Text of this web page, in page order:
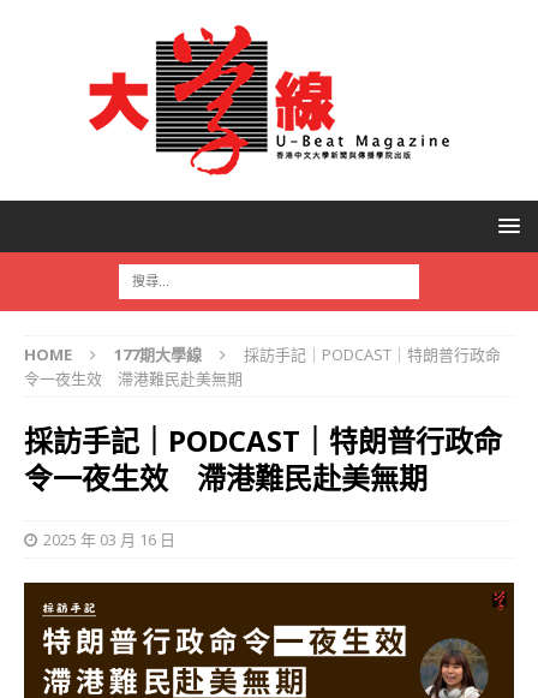
HOME 177期大學線
採訪手記｜PODCAST｜特朗普行政命
令一夜生效 滯港難民赴美無期
採訪手記｜PODCAST｜特朗普行政命
令一夜生效 滯港難民赴美無期
2025 年 03 月 16 日